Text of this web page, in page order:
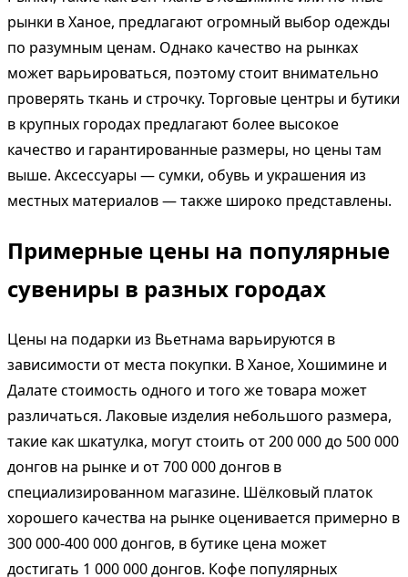
рынки в Ханое, предлагают огромный выбор одежды
по разумным ценам. Однако качество на рынках
может варьироваться, поэтому стоит внимательно
проверять ткань и строчку. Торговые центры и бутики
в крупных городах предлагают более высокое
качество и гарантированные размеры, но цены там
выше. Аксессуары — сумки, обувь и украшения из
местных материалов — также широко представлены.
Примерные цены на популярные
сувениры в разных городах
Цены на подарки из Вьетнама варьируются в
зависимости от места покупки. В Ханое, Хошимине и
Далате стоимость одного и того же товара может
различаться. Лаковые изделия небольшого размера,
такие как шкатулка, могут стоить от 200 000 до 500 000
донгов на рынке и от 700 000 донгов в
специализированном магазине. Шёлковый платок
хорошего качества на рынке оценивается примерно в
300 000-400 000 донгов, в бутике цена может
достигать 1 000 000 донгов. Кофе популярных